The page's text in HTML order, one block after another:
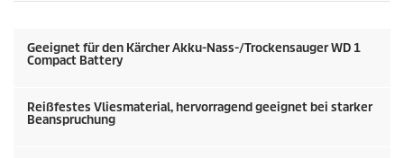
g
Geeignet für den Kärcher Akku-Nass-/Trockensauger WD 1
Compact Battery
Reißfestes Vliesmaterial, hervorragend geeignet bei starker
Beanspruchung